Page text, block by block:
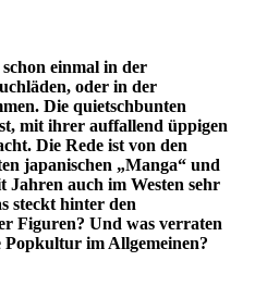
einmal in der
oder in der
Die quietschbunten
mit ihrer auffallend üppigen
Die Rede ist von den
japanischen „Manga“ und
Jahren auch im Westen sehr
steckt hinter den
Figuren? Und was verraten
Popkultur im Allgemeinen?